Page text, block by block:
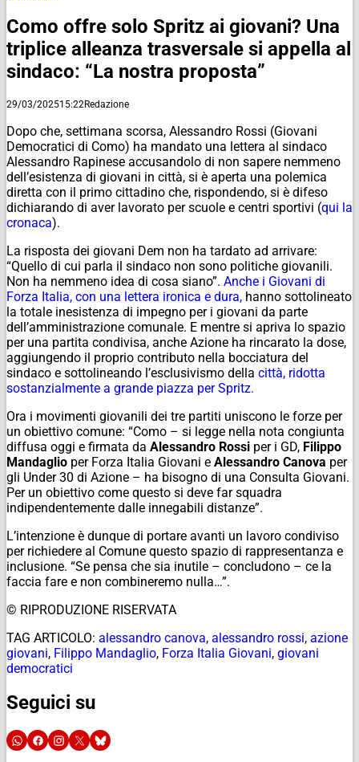
Como offre solo Spritz ai giovani? Una
triplice alleanza trasversale si appella al
sindaco: “La nostra proposta”
29/03/202515:22Redazione
Dopo che, settimana scorsa, Alessandro Rossi (Giovani
Democratici di Como) ha mandato una lettera al sindaco
Alessandro Rapinese accusandolo di non sapere nemmeno
dell’esistenza di giovani in città, si è aperta una polemica
diretta con il primo cittadino che, rispondendo, si è difeso
dichiarando di aver lavorato per scuole e centri sportivi (qui la
cronaca).
La risposta dei giovani Dem non ha tardato ad arrivare:
“Quello di cui parla il sindaco non sono politiche giovanili.
Non ha nemmeno idea di cosa siano”. Anche i Giovani di
Forza Italia, con una lettera ironica e dura, hanno sottolineato
la totale inesistenza di impegno per i giovani da parte
dell’amministrazione comunale. E mentre si apriva lo spazio
per una partita condivisa, anche Azione ha rincarato la dose,
aggiungendo il proprio contributo nella bocciatura del
sindaco e sottolineando l’esclusivismo della città, ridotta
sostanzialmente a grande piazza per Spritz.
Ora i movimenti giovanili dei tre partiti uniscono le forze per
un obiettivo comune: “Como – si legge nella nota congiunta
diffusa oggi e firmata da Alessandro Rossi per i GD, Filippo
Mandaglio per Forza Italia Giovani e Alessandro Canova per
gli Under 30 di Azione – ha bisogno di una Consulta Giovani.
Per un obiettivo come questo si deve far squadra
indipendentemente dalle innegabili distanze”.
L’intenzione è dunque di portare avanti un lavoro condiviso
per richiedere al Comune questo spazio di rappresentanza e
inclusione. “Se pensa che sia inutile – concludono – ce la
faccia fare e non combineremo nulla…”.
© RIPRODUZIONE RISERVATA
TAG ARTICOLO: alessandro canova, alessandro rossi, azione
giovani, Filippo Mandaglio, Forza Italia Giovani, giovani
democratici
Seguici su